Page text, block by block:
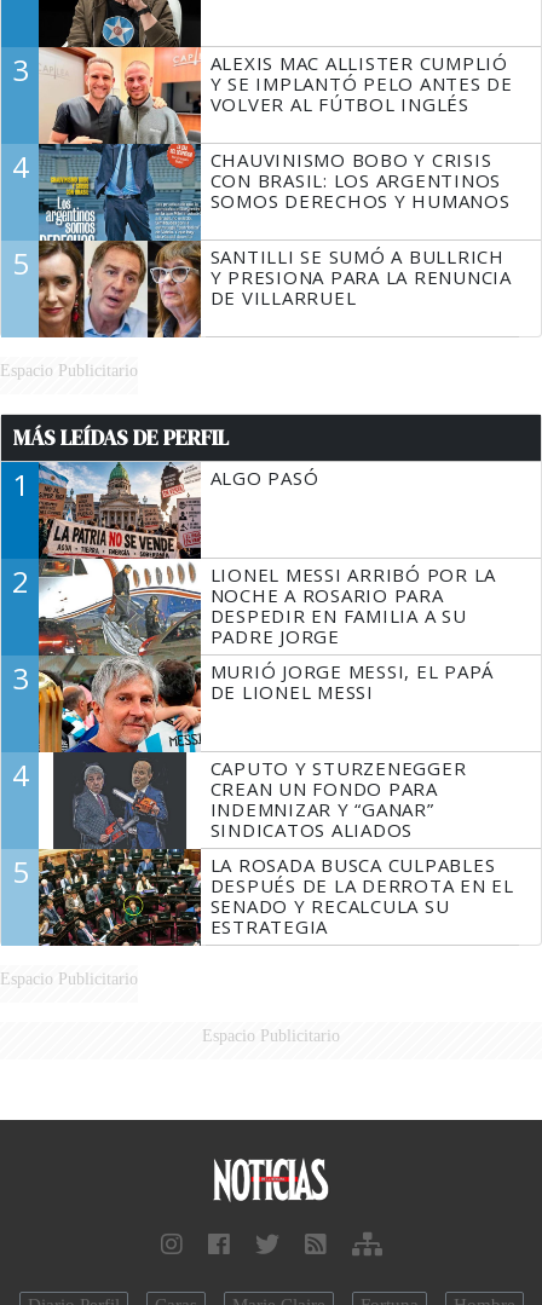
3
ALEXIS MAC ALLISTER CUMPLIÓ
Y SE IMPLANTÓ PELO ANTES DE
VOLVER AL FÚTBOL INGLÉS
4
CHAUVINISMO BOBO Y CRISIS
CON BRASIL: LOS ARGENTINOS
SOMOS DERECHOS Y HUMANOS
5
SANTILLI SE SUMÓ A BULLRICH
Y PRESIONA PARA LA RENUNCIA
DE VILLARRUEL
Espacio Publicitario
MÁS LEÍDAS DE PERFIL
1 ALGO PASÓ
2
LIONEL MESSI ARRIBÓ POR LA
NOCHE A ROSARIO PARA
DESPEDIR EN FAMILIA A SU
PADRE JORGE
3
MURIÓ JORGE MESSI, EL PAPÁ
DE LIONEL MESSI
4
CAPUTO Y STURZENEGGER
CREAN UN FONDO PARA
INDEMNIZAR Y “GANAR”
SINDICATOS ALIADOS
5
LA ROSADA BUSCA CULPABLES
DESPUÉS DE LA DERROTA EN EL
SENADO Y RECALCULA SU
ESTRATEGIA
Espacio Publicitario
Espacio Publicitario